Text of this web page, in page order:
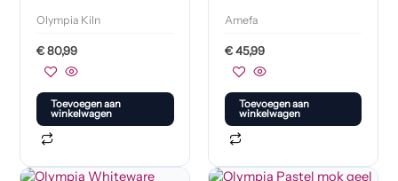
Olympia Kiln
€80,99
Toevoegen aan
winkelwagen
Amefa
€45,99
Toevoegen aan
winkelwagen